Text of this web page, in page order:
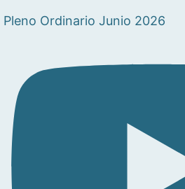
Pleno Ordinario Junio 2026